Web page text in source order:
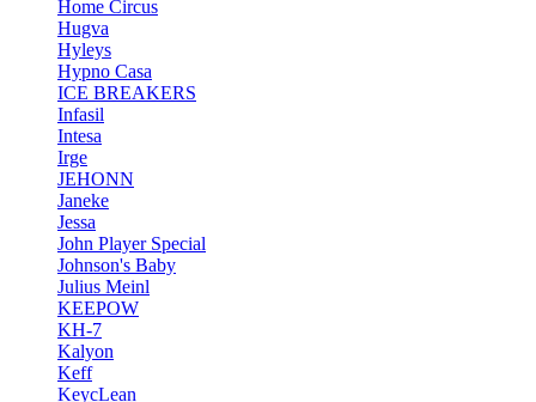
Home Circus
Hugva
Hyleys
Hypno Casa
ICE BREAKERS
Infasil
Intesa
Irge
JEHONN
Janeke
Jessa
John Player Special
Johnson's Baby
Julius Meinl
KEEPOW
KH-7
Kalyon
Keff
KeycLean